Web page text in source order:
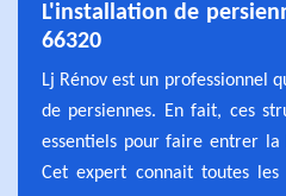
L'installation de
66320
Lj Rénov est un professionnel
de persiennes. En fait, ces
essentiels pour faire entrer la
Cet expert connait toutes les